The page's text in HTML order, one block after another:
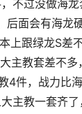
不过没做海龙
后面会有海龙
上跟绿龙S差
主教套差不多
4件，战力比
主教一套齐